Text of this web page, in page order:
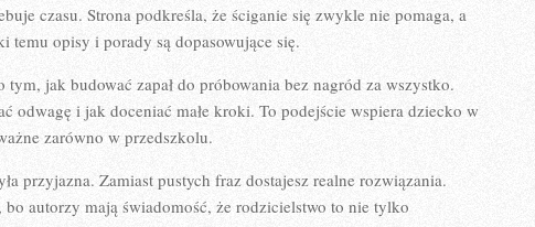
czasu. Strona podkreśla, że ściganie się zwykle nie pomaga, a
temu opisy i porady są dopasowujące się.
jak budować zapał do próbowania bez nagród za wszystko.
odwagę i jak doceniać małe kroki. To podejście wspiera dziecko w
zarówno w przedszkolu.
przyjazna. Zamiast pustych fraz dostajesz realne rozwiązania.
autorzy mają świadomość, że rodzicielstwo to nie tylko